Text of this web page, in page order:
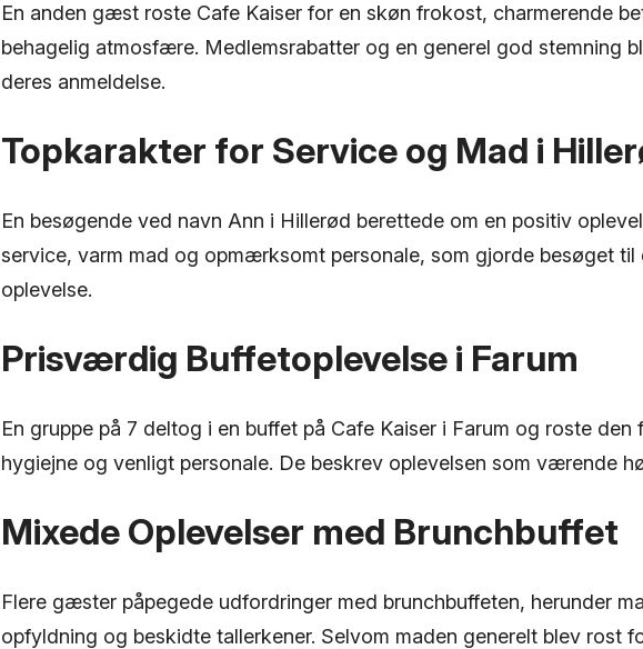
En anden gæst roste Cafe Kaiser for en skøn frokost, charmerende
behagelig atmosfære. Medlemsrabatter og en generel god stemning
deres anmeldelse.
Topkarakter for Service og Mad i
En besøgende ved navn Ann i Hillerød berettede om en positiv
service, varm mad og opmærksomt personale, som gjorde besøget til
oplevelse.
Prisværdig Buffetoplevelse i Farum
En gruppe på 7 deltog i en buffet på Cafe Kaiser i Farum og roste
hygiejne og venligt personale. De beskrev oplevelsen som værende
Mixede Oplevelser med Brunchbuffet
Flere gæster påpegede udfordringer med brunchbuffeten, herunder
opfyldning og beskidte tallerkener. Selvom maden generelt blev rost